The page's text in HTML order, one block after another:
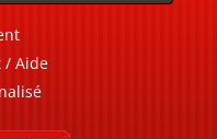
/ Aide